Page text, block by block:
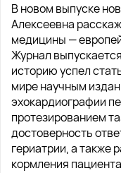
В новом выпуске
Алексеевна
медицины —
Журнал
историю успел
мире научным
эхокардиографии
протезированием
достоверность
гериатрии, а также
кормления